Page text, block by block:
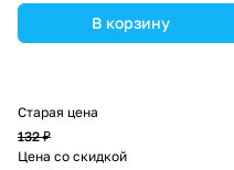
В корзину
Старая цена
132 ₽
Цена со скидкой